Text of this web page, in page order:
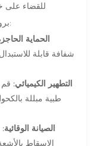
للقضاء على
بروتوكولات النظافة الصارمة بشكل قابل للتنفيذ:
الحماية
شفافة قابلة
التطهير الكيميائي: قم
طبية مبللة
الصيانة الوقائية:
الإسقاط